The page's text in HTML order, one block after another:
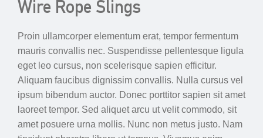
Wire Rope Slings
Proin ullamcorper elementum erat, tempor fermentum
mauris convallis nec. Suspendisse pellentesque ligula
eget leo cursus, non scelerisque sapien efficitur.
Aliquam faucibus dignissim convallis. Nulla cursus vel
ipsum bibendum auctor. Donec porttitor sapien sit amet
laoreet tempor. Sed aliquet arcu ut velit commodo, sit
amet posuere urna mollis. Nunc non metus justo. Nam